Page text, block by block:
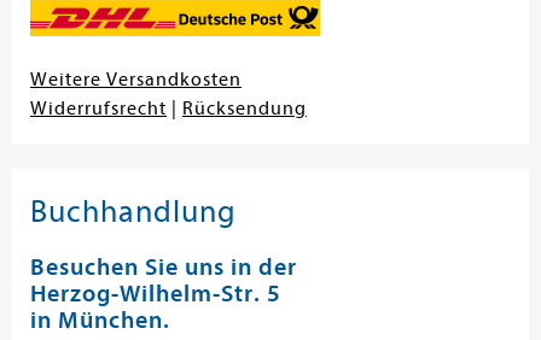
Weitere Versandkosten
Widerrufsrecht
Rücksendung
Buchhandlung
Besuchen Sie uns in der
Herzog-Wilhelm-Str. 5
in München.